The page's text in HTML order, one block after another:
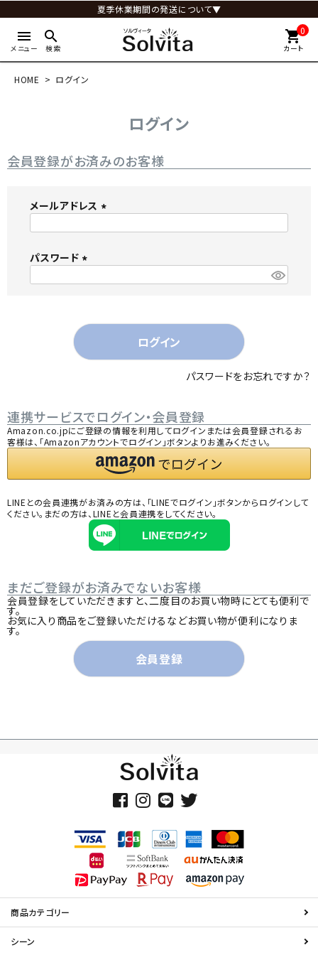
夏季休業期間の発送について▼
menu
メニュー
search
検索
0
shopping_cart
カート
HOME ログイン
ログイン
会員登録がお済みのお客様
メールアドレス
パスワード
)
ログイン
パスワードをお忘れですか？
連携サービスでログイン・会員登録
Amazon.co.jpにご登録の情報を利用してログインまたは会員登録されるお
客様は、「Amazonアカウントでログイン」ボタンよりお進みください。
LINEとの会員連携がお済みの方は、「LINEでログイン」ボタンからログインして
ください。まだの方は、 LINEと会員連携をしてください。
まだご登録がお済みでないお客様
会員登録をしていただきますと、二度目のお買い物時にとても便利で
す。
お気に入り商品をご登録いただけるなどお買い物が便利になりま
す。
会員登録
商品カテゴリー
シーン